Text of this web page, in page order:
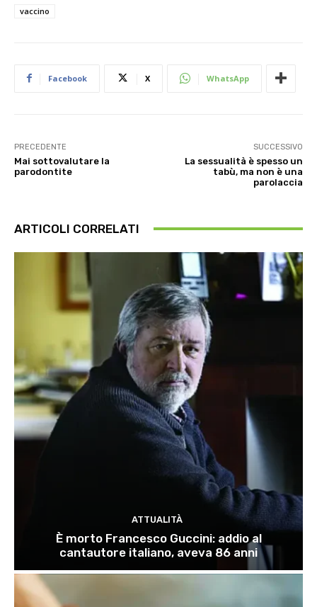
vaccino
Facebook X WhatsApp
PRECEDENTE
Mai sottovalutare la
parodontite
SUCCESSIVO
La sessualità è spesso un
tabù, ma non è una
parolaccia
ARTICOLI CORRELATI
ATTUALITÀ
È morto Francesco Guccini: addio al
cantautore italiano, aveva 86 anni